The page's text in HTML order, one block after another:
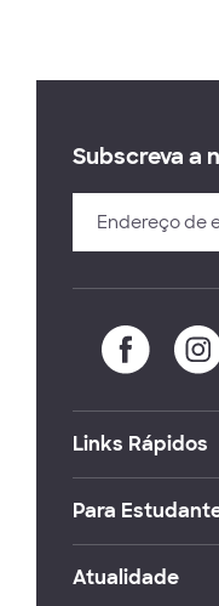
Subscreva a
Links Rápidos
Para
Atualidade